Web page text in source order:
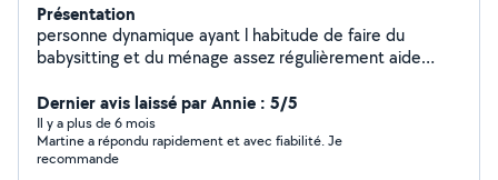
Présentation
personne dynamique ayant l habitude de faire du
babysitting et du ménage assez régulièrement aide
Dernier avis laissé par Annie : 5/5
Il y a plus de 6 mois
Martine a répondu rapidement et avec fiabilité. Je
recommande